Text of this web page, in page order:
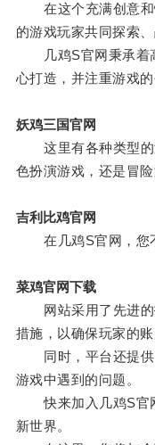
在这个充满创意和
的游戏玩家共同探索、
几鸡S官网秉承着
心打造，并注重游戏的
妖鸡三国官网
这里有各种类型的
色扮演游戏，还是冒
吉利比鸡官网
在几鸡S官网，您不
菜鸡官网下载
网站采用了先进的
措施，以确保玩家的
同时，平台还提供
游戏中遇到的问题。
快来加入几鸡S官
新世界。